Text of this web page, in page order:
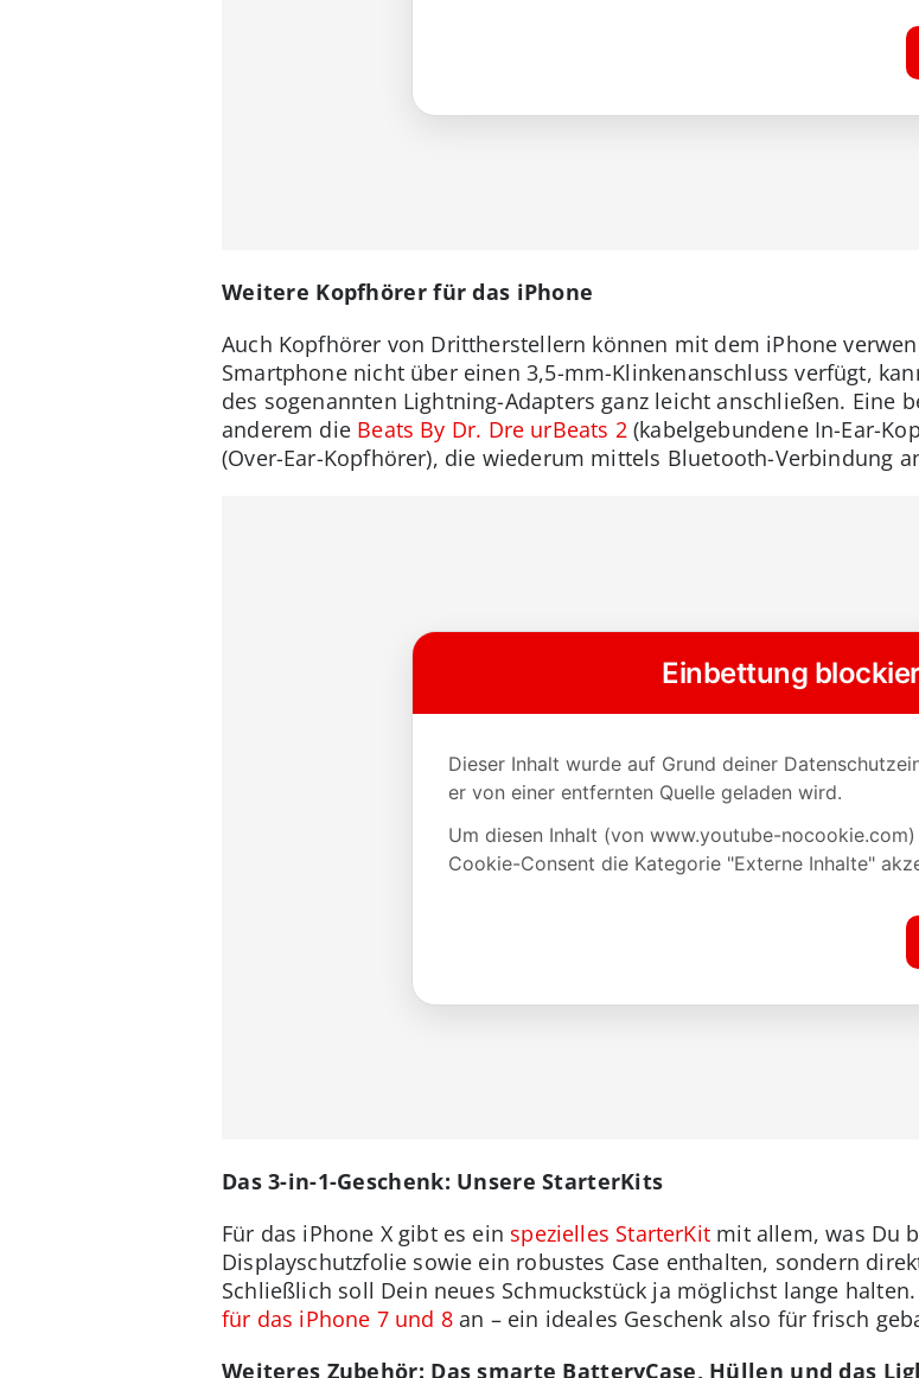
Weitere Kopfhörer für das iPhone
Auch Kopfhörer von Drittherstellern können mit dem iPhone
Smartphone nicht über einen 3,5-mm-Klinkenanschluss verfügt,
des sogenannten Lightning-Adapters ganz leicht anschließen. Eine
anderem die Beats By Dr. Dre urBeats 2(kabelgebundene In-Ear-
(Over-Ear-Kopfhörer), die wiederum mittels Bluetooth-Verbindung
Das 3-in-1-Geschenk: Unsere StarterKits
Für das iPhone X gibt es ein spezielles StarterKit mit allem, was Du
Displayschutzfolie sowie ein robustes Case enthalten, sondern
Schließlich soll Dein neues Schmuckstück ja möglichst lange
für das iPhone 7 und 8an – ein ideales Geschenk also für frisch
Weiteres Zubehör: Das smarte BatteryCase, Hüllen und das